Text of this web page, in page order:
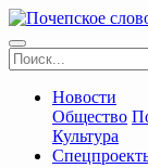
Новости
Общество
Культура